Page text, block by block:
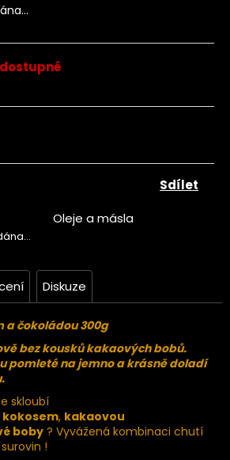
Oleje a másla
Sdílet
Diskuze
a čokoládou 300g
bez kousků kakaových bobů.
pomleté na jemno a krásně doladí
skloubí
kokosem, kakaovou
boby ? Vyvážená kombinaci chutí
!